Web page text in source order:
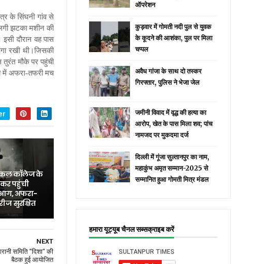
के सिंघनी गांव से
झटका मशीन की
दौरान वह पास
रखी थी।जिसकी
मौके पर पहुंची
में अफरा-तफरी मच
कॉलेज के
पहुंची
अफरा-
सुरक्षित
NEXT
समिति ‘‘दिशा‘‘ की
बैठक हुई आयोजित
ऑपरेशन
कुड़वार में गोमती नदी पुल से युवक
के कूदने की आशंका, पुल पर मिला
चप्पल
अवैध गांजा के साथ दो तस्कर
गिरफ्तार, पुलिस ने भेजा जेल
जमीनी विवाद में वृद्ध की हत्या का
आरोप, खेत के पास मिला शव; पांच
नामजद पर मुकदमा दर्ज
दिल्ली में गूंजा सुल्तानपुर का नाम,
महाकुंभ अमृत सम्मान-2025 से
सम्मानित हुआ गोमती मित्र मंडल
हमारा यूट्यूब चैनल सब्सक्राइब करें